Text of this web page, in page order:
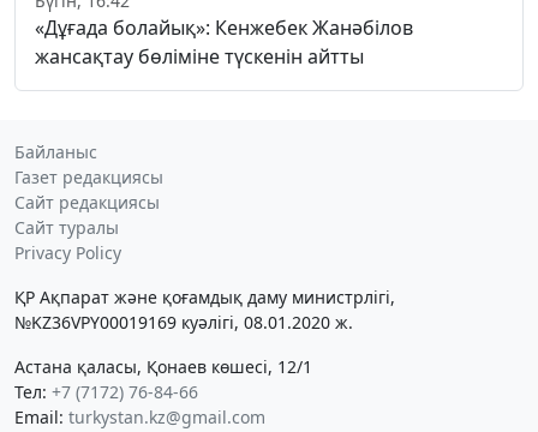
«Дұғада болайық»: Кенжебек Жанәбілов
жансақтау бөліміне түскенін айтты
Байланыс
Газет редакциясы
Сайт редакциясы
Сайт туралы
Privacy Policy
ҚР Ақпарат және қоғамдық даму министрлігі,
№KZ36VPY00019169 куәлігі, 08.01.2020 ж.
Астана қаласы, Қонаев көшесі, 12/1
Тел: +7 (7172) 76-84-66
Email: turkystan.kz@gmail.com